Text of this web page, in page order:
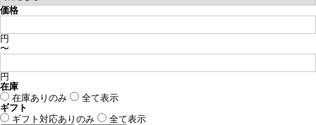
価格
円
〜
円
在庫
在庫ありのみ
全て表示
ギフト
ギフト対応ありのみ
全て表示